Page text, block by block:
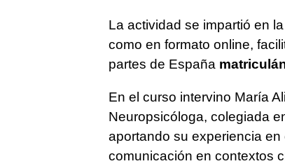
La actividad se impartió en
como en formato online,
partes de España
En el curso intervino María
Neuropsicóloga, colegiada
aportando su experiencia
comunicación en contextos